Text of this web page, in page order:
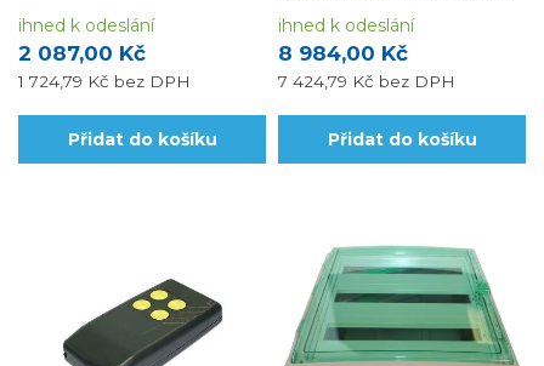
2 087,00 Kč
1 724,79 Kč bez DPH
ihned k odeslání
Přidat do košíku
8 984,00 Kč
7 424,79 Kč bez DPH
ihned k odeslání
Přidat do košíku